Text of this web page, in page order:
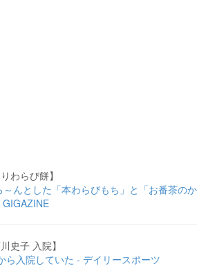
わらび餅】
んとした「本わらびもち」と「お番茶のか
史子 入院】
ら入院していた - デイリースポーツ